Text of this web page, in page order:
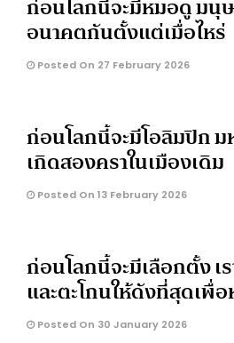
อนาคตกันตั้งแต่เมื่อไหร่
Posted On 27 February 2026
ก่อนโลกนี้จะมีโอลิมปิก
เกิดสองคราในเมืองเดิม
Posted On 13 February 2026
ก่อนโลกนี้จะมีเลือกตั้ง เ
และตะโกนให้ดังที่สุดเพื่
Posted On 30 January 2026